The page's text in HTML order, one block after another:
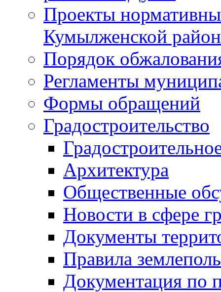
Проекты
Кумылженской
Порядок
Регламенты
Формы обращений
Градостроительство
Архитектура
Общественные
Новости в сфере
Документы
Правила
Документация по